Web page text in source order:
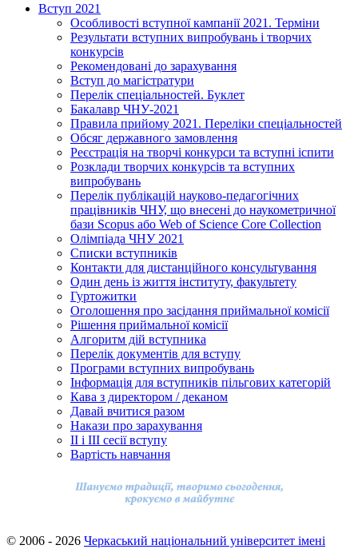
Вступ 2021
Особливості вступної кампанії 2021. Терміни
Результати вступних випробувань і творчих
конкурсів
Рекомендовані до зарахування
Вступ до магістратури
Перелік спеціальностей. Буклет
Бакалавр ЧНУ-2021
Правила прийому 2021. Переліки спеціальностей
Обсяг державного замовлення
Реєстрація на творчі конкурси та вступні іспити
Розклади творчих конкурсів та вступних
випробувань
Перелік публікацій науково-педагогічних
працівників ЧНУ, що внесені до наукометричної
бази Scopus або Web of Science Core Collection
Олімпіада ЧНУ 2021
Cписки вступників
Контакти для дистанційного консультування
Один день із життя інституту, факультету
Гуртожитки
Оголошення про засідання приймальної комісії
Рішення приймальної комісії
Алгоритм дій вступника
Перелік документів для вступу
Програми вступних випробувань
Інформація для вступників пільгових категорій
Кава з директором / деканом
Давай вчитися разом
Накази про зарахування
ІІ і ІІІ сесії вступу
Вартість навчання
© 2006 - 2026 Черкаський національний університет імені